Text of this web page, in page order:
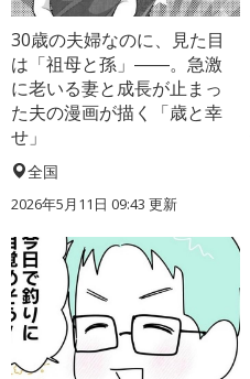
30歳の夫婦なのに、見た目
は「祖母と孫」――。急激
に老いる妻と成長が止まっ
た夫の漫画が描く「歳と幸
せ」
全国
2026年5月11日 09:43 更新